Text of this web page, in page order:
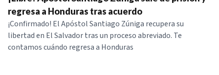
NOTICIAS
SERIES
regresa a Honduras tras acuerdo
​¡Confirmado! El Apóstol Santiago Zúniga recupera su
libertad en El Salvador tras un proceso abreviado. Te
contamos cuándo regresa a Honduras